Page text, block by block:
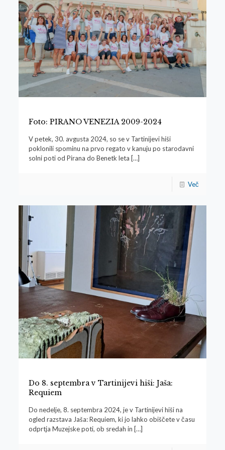
Foto: PIRANO VENEZIA 2009-2024
V petek, 30. avgusta 2024, so se v Tartinijevi hiši
poklonili spominu na prvo regato v kanuju po starodavni
solni poti od Pirana do Benetk leta […]
Več
Do 8. septembra v Tartinijevi hiši: Jaša:
Requiem
Do nedelje, 8. septembra 2024, je v Tartinijevi hiši na
ogled razstava Jaša: Requiem, ki jo lahko obiščete v času
odprtja Muzejske poti, ob sredah in […]